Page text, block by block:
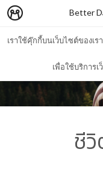
เราใช้คุ๊กกี้บนเว็บไซต์ของเ
เพื่อใช้บริการเ
Better
ชี